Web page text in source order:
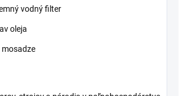
vodný filter
oleja
mosadze